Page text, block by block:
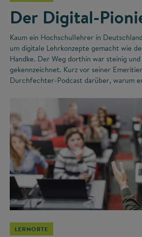
Der Digital-
Kaum ein Hochschullehrer in
um digitale Lehrkonzepte gemacht wie
Handke. Der Weg dorthin war steinig
gekennzeichnet. Kurz vor seiner
Durchfechter-Podcast darüber, warum
LERNORTE